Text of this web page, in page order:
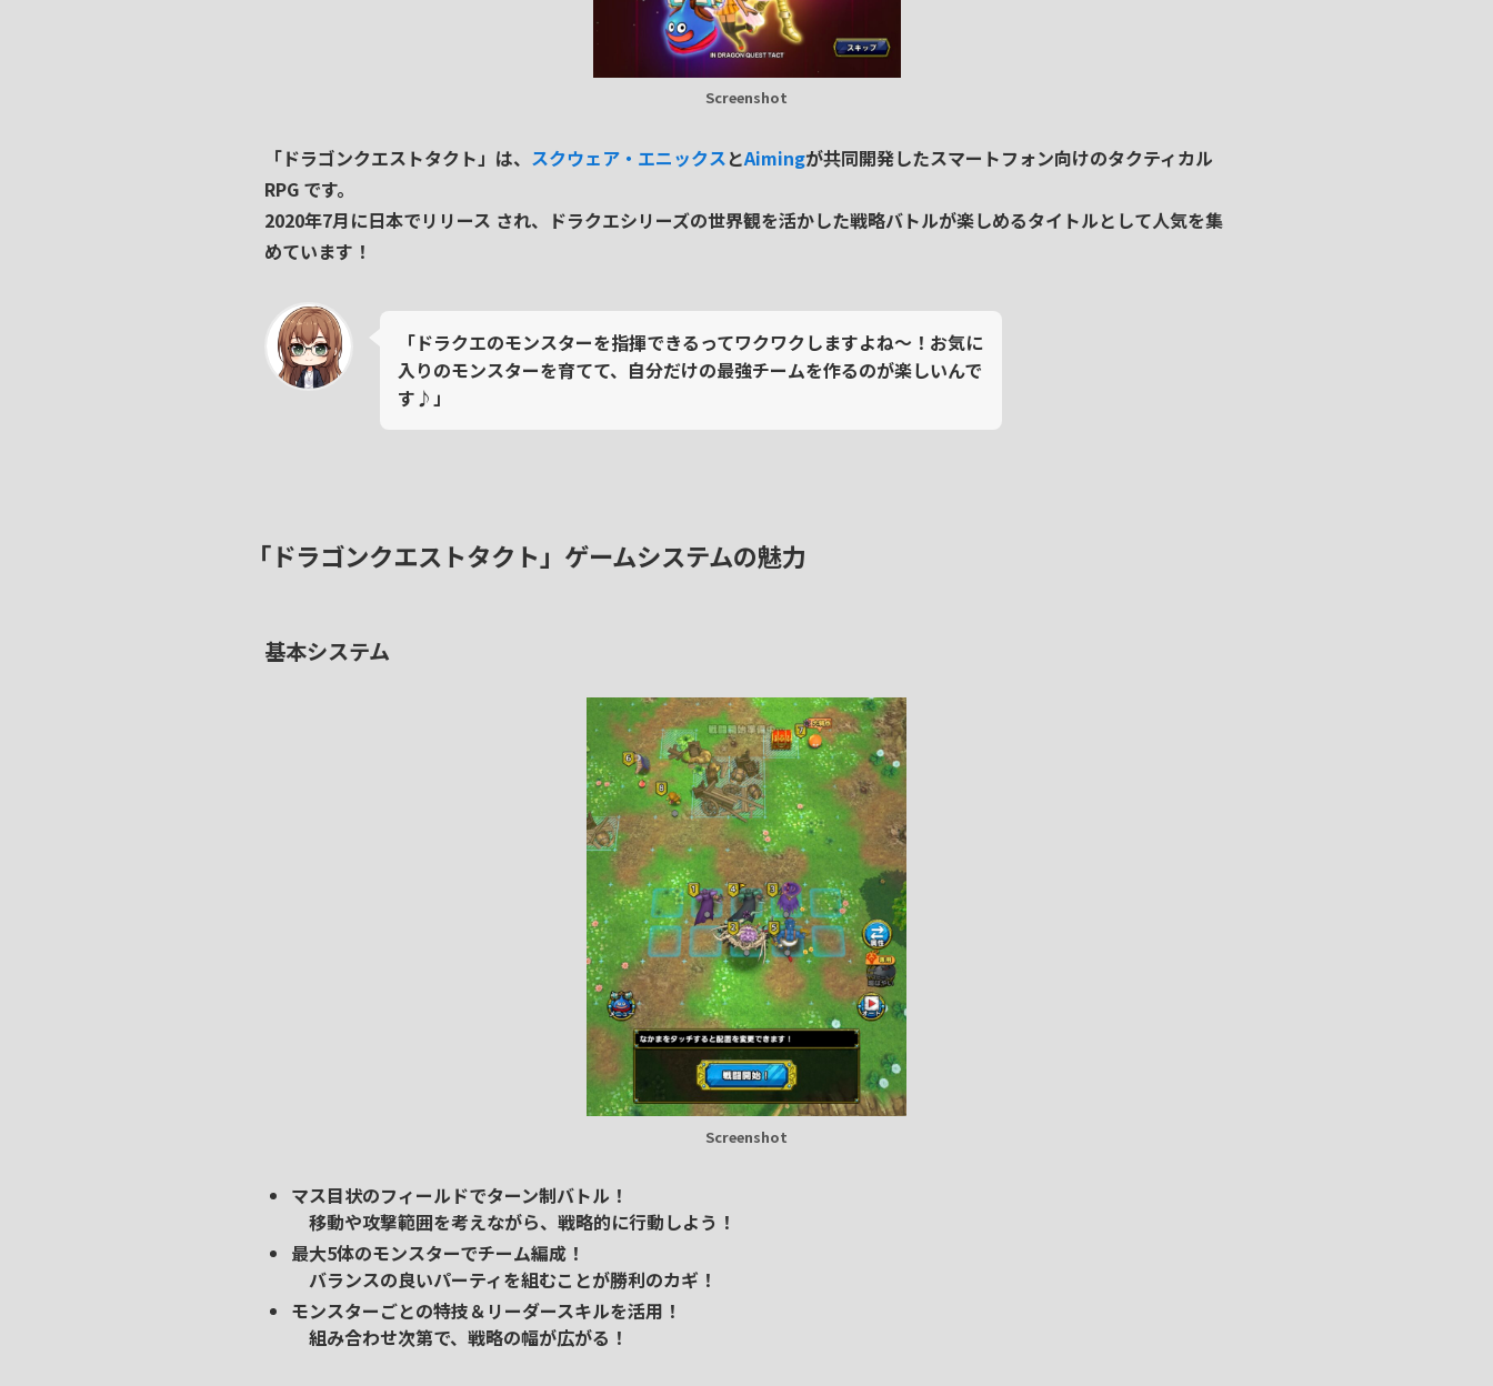
Screenshot
「ドラゴンクエストタクト」は、 スクウェア・エニックスとAimingが共同開発したスマートフォン向けのタクティカル
RPG です。
2020年7月に日本でリリース され、 ドラクエシリーズの世界観を活かした戦略バトルが楽しめるタイトルとして人気を集
めています！
「ドラクエのモンスターを指揮できるってワクワクしますよね～！お気に
入りのモンスターを育てて、自分だけの最強チームを作るのが楽しいんで
す♪」
「ドラゴンクエストタクト」ゲームシステムの魅力
基本システム
Screenshot
マス目状のフィールドでターン制バトル！
移動や攻撃範囲を考えながら、戦略的に行動しよう！
最大5体のモンスターでチーム編成！
バランスの良いパーティを組むことが勝利のカギ！
モンスターごとの特技＆リーダースキルを活用！
組み合わせ次第で、戦略の幅が広がる！